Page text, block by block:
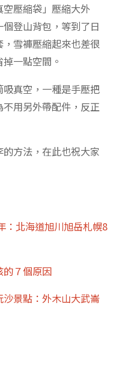
壓縮袋」壓縮大外
登山背包，等到了日
雪褲壓縮起來也差很
一點空間。
真空，一種是手壓把
用另外帶配件，反正
方法，在此也祝大家
：北海道旭川旭岳札幌8
的７個原因
沙景點：外木山大武崙